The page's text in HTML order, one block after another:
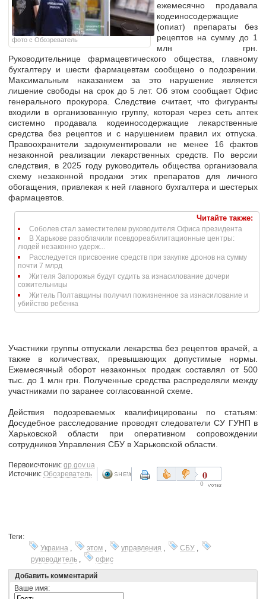
фото с Обозреватель
ежемесячно продавала
кодеиносодержащие
(опиат) препараты без
рецептов на сумму до 1
млн грн.
Руководительнице фармацевтического общества, главному
бухгалтеру и шести фармацевтамсообщено о подозрении
Максимальным наказанием за это нарушение является
лишение свободы на срок до 5 лет.Об этом сообщает Офис
генерального прокурора. Следствие считает, что фигуранты
входили в организованную группу, которая через сеть аптек
системно продавала кодеиносодержащие лекарственные
средства без рецептов и с нарушением правил их отпуска.
Правоохранители задокументировали не менее 16 фактов
незаконной реализации лекарственных средств. По версии
следствия, в 2025 году руководитель общества организовала
схему незаконной продажи этих препаратов для личного
обогащения , привлекая к ней главного бухгалтера и шестерых
фармацевтов.
Читайте также:
Соболев стал заместителем руководителя Офиса президента
В Харькове разоблачили псевдореабилитационные центры:
людей незаконно удерж...
Расследуется присвоение средств при закупке дронов на сумму
почти 7 млрд
Жителя Запорожья будут судить за изнасилование дочери
сожительницы
Житель Полтавщины получил пожизненное за изнасилование и
убийство ребенка
Участники группы отпускали лекарствабез рецептов врачей , а
также в количествах, превышающих допустимые нормы
Ежемесячный оборот незаконных продаж составлял от 500
тыс. до 1 млн грн. Полученные средства распределяли между
участниками по заранее согласованной схеме.
Действия подозреваемых квалифицированы по статьям:
Досудебное расследование проводят следователи СУ ГУНП в
Харьковской области при оперативном сопровождении
сотрудников Управления СБУ в Харьковской области.
Первоисчтоник: gp.gov.ua
Источник: Обозреватель 0
0
Теги:
Украина , этом , управления , СБУ ,
руководитель ,
офис
Добавить комментарий
Ваше имя: